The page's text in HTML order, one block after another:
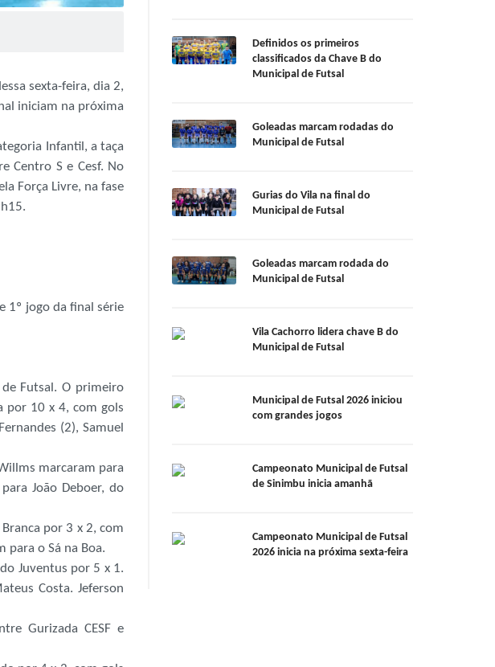
sexta-feira, dia 2,
iniciam na próxima
Infantil, a taça
Centro S e Cesf. No
Força Livre, na fase
1º jogo da final série
Futsal. O primeiro
por 10 x 4, com gols
(2), Samuel
marcaram para
João Deboer, do
por 3 x 2, com
para o Sá na Boa.
Juventus por 5 x 1.
Costa. Jeferson
Gurizada CESF e
Definidos os primeiros
classificados da Chave B do
Municipal de Futsal
Goleadas marcam rodadas do
Municipal de Futsal
Gurias do Vila na final do
Municipal de Futsal
Goleadas marcam rodada do
Municipal de Futsal
Vila Cachorro lidera chave B do
Municipal de Futsal
Municipal de Futsal 2026 iniciou
com grandes jogos
Campeonato Municipal de Futsal
de Sinimbu inicia amanhã
Campeonato Municipal de Futsal
2026 inicia na próxima sexta-feira